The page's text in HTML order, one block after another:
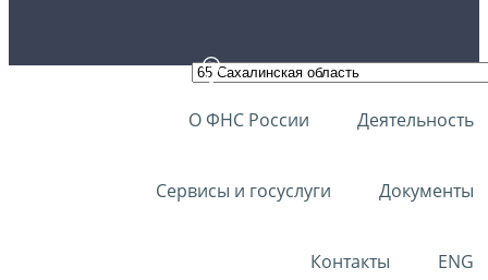
О ФНС России Деятельность
Сервисы и госуслуги Документы
Контакты ENG